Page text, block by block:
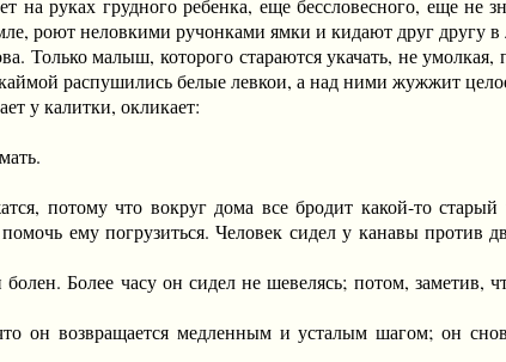
на руках грудного ребенка, еще бессловесного, еще
роют неловкими ручонками ямки и кидают друг другу
малыш, которого стараются укачать, не
распушились белые левкои, а над ними жужжит
у калитки, окликает:
потому что вокруг дома все бродит какой-то старый
ему погрузиться. Человек сидел у канавы против
Более часу он сидел не шевелясь; потом, заметив,
возвращается медленным и усталым шагом; он снова